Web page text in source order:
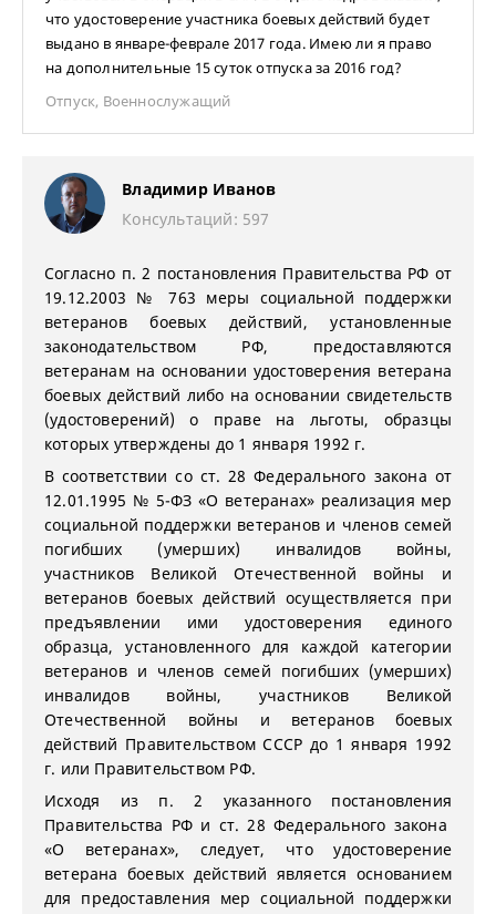
что удостоверение участника боевых действий будет
выдано в январе-феврале 2017 года. Имею ли я право
на дополнительные 15 суток отпуска за 2016 год?
Отпуск, Военнослужащий
Владимир Иванов
Консультаций: 597
Согласно п. 2 постановления Правительства РФ от
19.12.2003 № 763 меры социальной поддержки
ветеранов боевых действий, установленные
законодательством РФ, предоставляются
ветеранам на основании удостоверения ветерана
боевых действий либо на основании свидетельств
(удостоверений) о праве на льготы, образцы
которых утверждены до 1 января 1992 г.
В соответствии со ст. 28 Федерального закона от
12.01.1995 № 5-ФЗ «О ветеранах» реализация мер
социальной поддержки ветеранов и членов семей
погибших (умерших) инвалидов войны,
участников Великой Отечественной войны и
ветеранов боевых действий осуществляется при
предъявлении ими удостоверения единого
образца, установленного для каждой категории
ветеранов и членов семей погибших (умерших)
инвалидов войны, участников Великой
Отечественной войны и ветеранов боевых
действий Правительством СССР до 1 января 1992
г. или Правительством РФ.
Исходя из п. 2 указанного постановления
Правительства РФ и ст. 28 Федерального закона
«О ветеранах», следует, что удостоверение
ветерана боевых действий является основанием
для предоставления мер социальной поддержки